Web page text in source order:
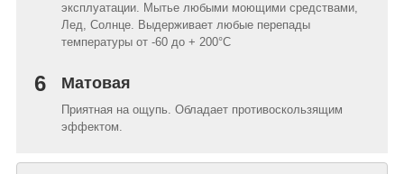
эксплуатации. Мытье любыми моющими средствами,
Лед, Солнце. Выдерживает любые перепады
температуры от -60 до + 200°C
6 Матовая
Приятная на ощупь. Обладает противоскользящим
эффектом.